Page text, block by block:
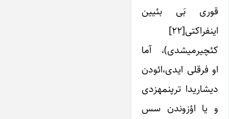
قوری بَی بئیین
اینفراکتی[۲۲]
کئچیرمیشدی)، آما
او فرقلی ایدی،ائودن
دیشاریدا ترپنمه­زدی
و یا اؤزوندن سس